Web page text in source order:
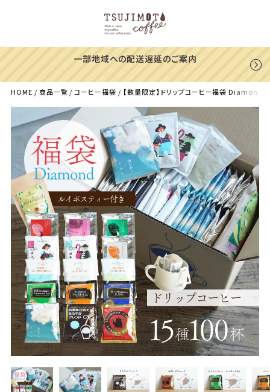
一部地域への配送遅延のご案内
HOME 商品一覧 コーヒー福袋 【数量限定】ドリップコーヒー福袋